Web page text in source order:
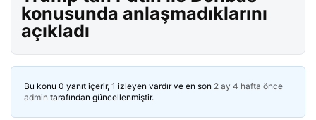
konusunda anlaşmadıklarını
açıkladı
Bu konu 0 yanıt içerir, 1 izleyen vardır ve en son 2 ay 4 hafta önce
admin tarafından güncellenmiştir.